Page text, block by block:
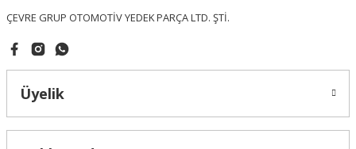
ÇEVRE GRUP OTOMOTİV YEDEK PARÇA LTD. ŞTİ.
Üyelik